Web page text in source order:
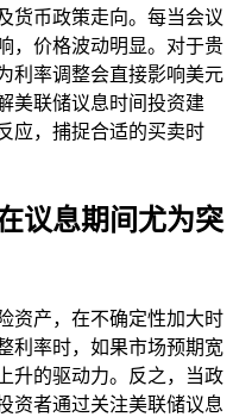
货币政策走向。每当会议
，价格波动明显。对于贵
利率调整会直接影响美元
美联储议息时间投资建
应，捕捉合适的买卖时
议息期间尤为突
资产，在不确定性加大时
利率时，如果市场预期宽
升的驱动力。反之，当政
资者通过关注美联储议息